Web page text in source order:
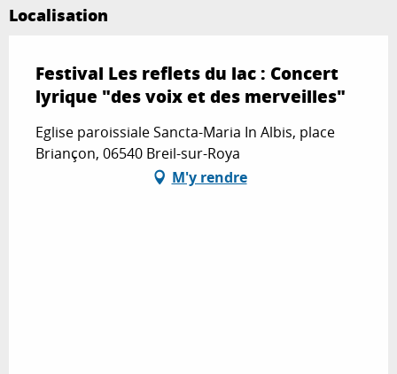
Localisation
Festival Les reflets du lac : Concert
lyrique "des voix et des merveilles"
Eglise paroissiale Sancta-Maria In Albis, place
Briançon, 06540 Breil-sur-Roya
M'y rendre